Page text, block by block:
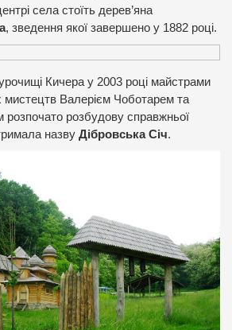
села стоїть дерев’яна
, зведення якої завершено у 1882 році.
Кичера у 2003 році майстрами
мистецтв Валерієм Чоботарем та
розбудову справжньої
назву Дібровська Січ.